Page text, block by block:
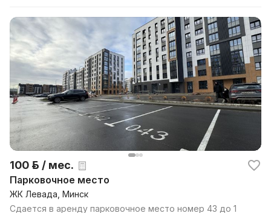
100 р. / мес.
Парковочное место
ЖК Левада, Минск
Сдается в аренду парковочное место номер 43 до 1